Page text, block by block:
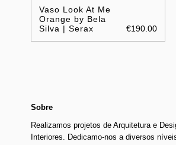
Vaso Look At Me
Orange by Bela
Silva | Serax
€190.00
Sobre
Realizamos projetos de Arquitetura e
Interiores. Dedicamo-nos a diversos